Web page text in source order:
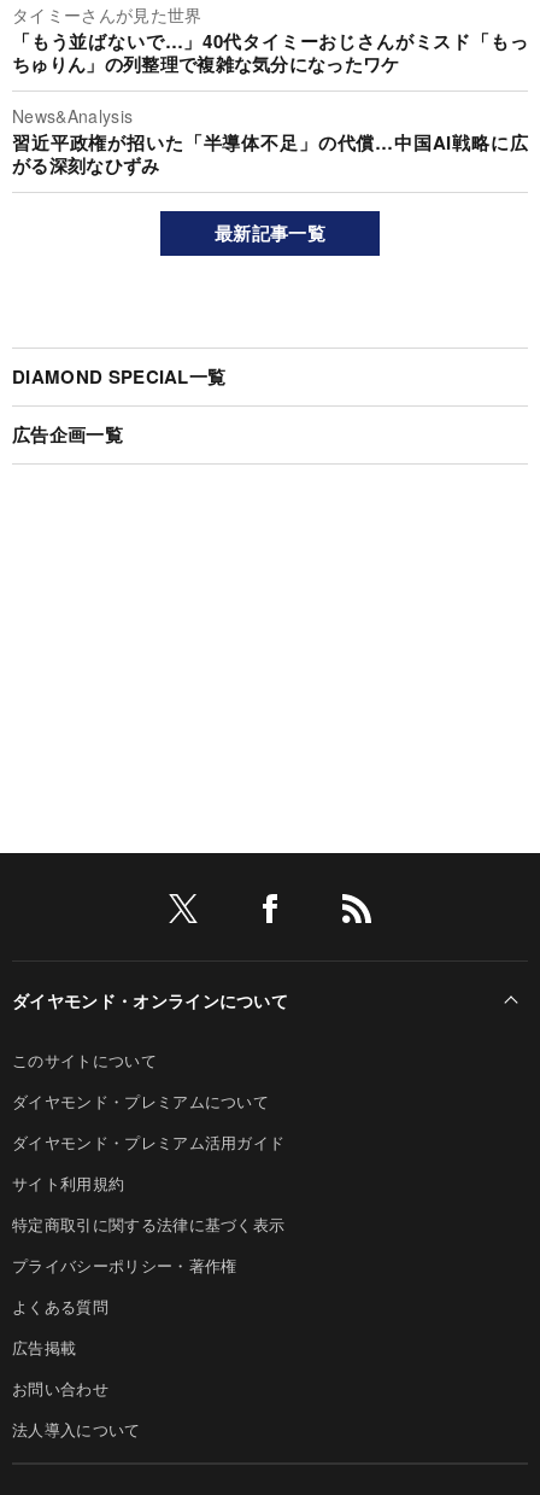
タイミーさんが見た世界
「もう並ばないで…」40代タイミーおじさんがミスド「もっ
ちゅりん」の列整理で複雑な気分になったワケ
News&Analysis
習近平政権が招いた「半導体不足」の代償…中国AI戦略に広
がる深刻なひずみ
最新記事一覧
DIAMOND SPECIAL一覧
広告企画一覧
ダイヤモンド・オンラインについて
このサイトについて
ダイヤモンド・プレミアムについて
ダイヤモンド・プレミアム活用ガイド
サイト利用規約
特定商取引に関する法律に基づく表示
プライバシーポリシー・著作権
よくある質問
広告掲載
お問い合わせ
法人導入について